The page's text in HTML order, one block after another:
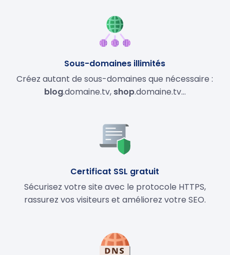
Sous-domaines illimités
Créez autant de sous-domaines que nécessaire :
blog.domaine.tv, shop.domaine.tv…
Certificat SSL gratuit
Sécurisez votre site avec le protocole HTTPS,
rassurez vos visiteurs et améliorez votre SEO.